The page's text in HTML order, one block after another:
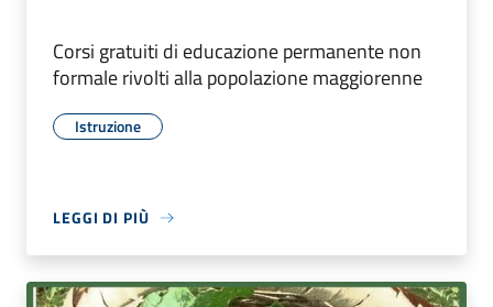
Corsi gratuiti di educazione permanente non
formale rivolti alla popolazione maggiorenne
Istruzione
LEGGI DI PIÙ